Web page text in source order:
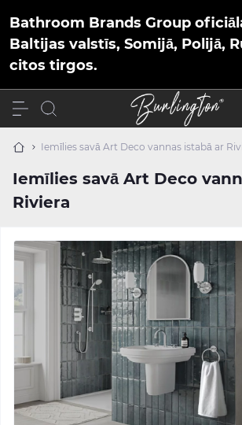
Bathroom Brands Group
Baltijas valstīs, Somijā, Polijā,
citos tirgos.
Iemīlies savā Art Deco vannas istabā ar
Iemīlies savā Art Deco
Riviera